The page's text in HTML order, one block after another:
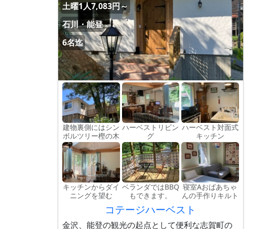
土曜1人7,083円～
石川・能登
6名迄
建物裏側にはシン
ボルツリー樫の木
ハーベストリビン
グ
ハーベスト対面式
キッチン
キッチンからダイ
ニングを望む
ベランダではBBQ
もできます。
寝室Aおばあちゃ
んの手作りキルト
コテージハーベスト
金沢、能登の観光の起点として便利な志賀町の